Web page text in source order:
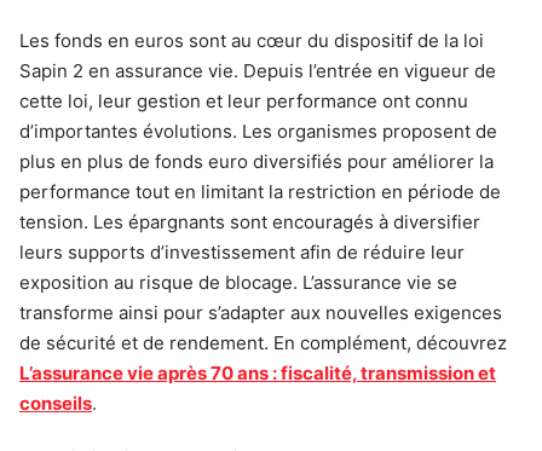
Les fonds en euros sont au cœur du dispositif de la loi
Sapin 2 en assurance vie. Depuis l’entrée en vigueur de
cette loi, leur gestion et leur performance ont connu
d’importantes évolutions. Les organismes proposent de
plus en plus de fonds euro diversifiés pour améliorer la
performance tout en limitant la restriction en période de
tension. Les épargnants sont encouragés à diversifier
leurs supports d’investissement afin de réduire leur
exposition au risque de blocage. L’assurance vie se
transforme ainsi pour s’adapter aux nouvelles exigences
de sécurité et de rendement. En complément, découvrez
L’assurance vie après 70 ans : fiscalité, transmission et
conseils.